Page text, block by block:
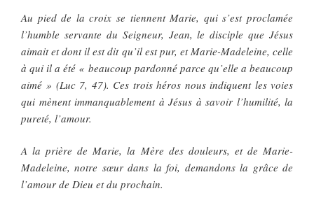
Au pied de la croix se tiennent Marie, qui s’est proclamée
l’humble servante du Seigneur, Jean, le disciple que Jésus
aimait et dont il est dit qu’il est pur, et Marie-Madeleine, celle
à qui il a été « beaucoup pardonné parce qu’elle a beaucoup
aimé » (Luc 7, 47). Ces trois héros nous indiquent les voies
qui mènent immanquablement à Jésus à savoir l’humilité, la
pureté, l’amour.
A la prière de Marie, la Mère des douleurs, et de Marie-
Madeleine, notre sœur dans la foi, demandons la grâce de
l’amour de Dieu et du prochain.